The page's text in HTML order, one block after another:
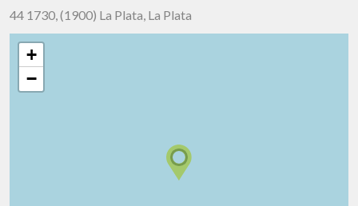
44 1730, (1900) La Plata, La Plata
+
−